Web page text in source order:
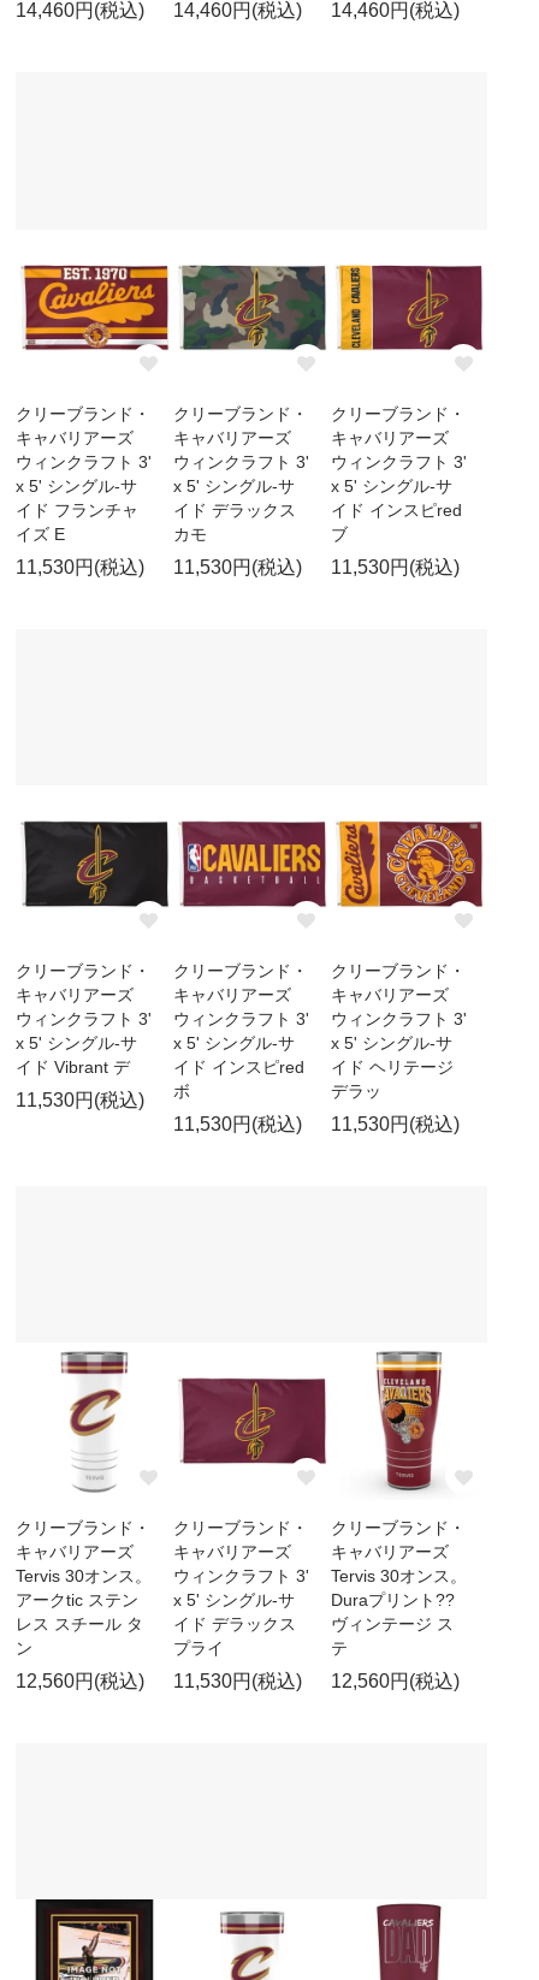
14,460円(税込) 14,460円(税込) 14,460円(税込)
クリーブランド・
キャバリアーズ
ウィンクラフト 3'
x 5' シングル-サ
イド フランチャ
イズ E
11,530円(税込)
クリーブランド・
キャバリアーズ
ウィンクラフト 3'
x 5' シングル-サ
イド デラックス
カモ
11,530円(税込)
クリーブランド・
キャバリアーズ
ウィンクラフト 3'
x 5' シングル-サ
イド インスピred
ブ
11,530円(税込)
クリーブランド・
キャバリアーズ
ウィンクラフト 3'
x 5' シングル-サ
イド Vibrant デ
11,530円(税込)
クリーブランド・
キャバリアーズ
ウィンクラフト 3'
x 5' シングル-サ
イド インスピred
ボ
11,530円(税込)
クリーブランド・
キャバリアーズ
ウィンクラフト 3'
x 5' シングル-サ
イド ヘリテージ
デラッ
11,530円(税込)
クリーブランド・
キャバリアーズ
Tervis 30オンス。
アークtic ステン
レス スチール タ
ン
12,560円(税込)
クリーブランド・
キャバリアーズ
ウィンクラフト 3'
x 5' シングル-サ
イド デラックス
プライ
11,530円(税込)
クリーブランド・
キャバリアーズ
Tervis 30オンス。
Duraプリント??
ヴィンテージ ス
テ
12,560円(税込)